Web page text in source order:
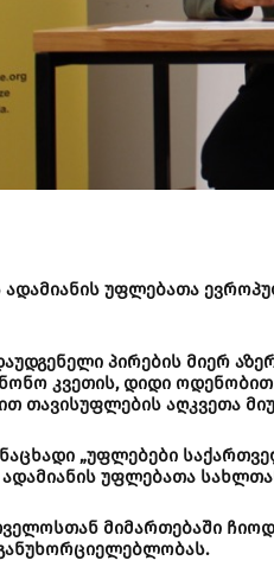
ადამიანის უფლებათა
პირების მიერ
კვეთის, დიდი
თავისუფლების აღკვეთა
„უფლებები
უფლებათა
მიმართებაში